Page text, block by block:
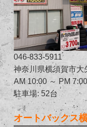
046-833-5911
神奈川県横須賀市大
AM 10:00 ～ PM
駐車場: 52台
オートバックス